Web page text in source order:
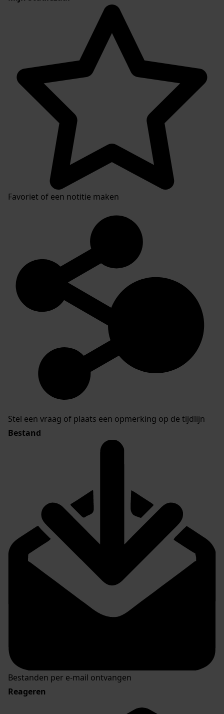
Favoriet of een notitie maken
Stel een vraag of plaats een opmerking op de tijdlijn
Bestand
Bestanden per e-mail ontvangen
Reageren